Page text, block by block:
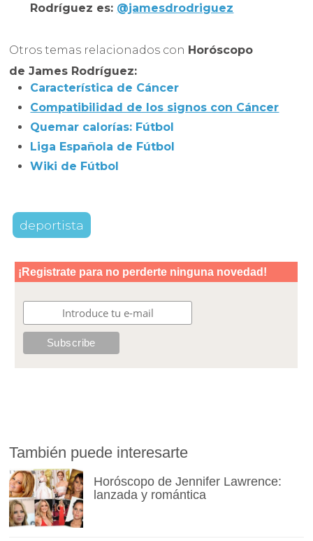
Rodríguez es: @jamesdrodriguez
Otros temas relacionados con Horóscopo
deJames Rodríguez:
Característica de Cáncer
Compatibilidad de los signos con Cáncer
Quemar calorías: Fútbol
Liga Española de Fútbol
Wiki de Fútbol
deportista
También puede interesarte
Horóscopo de Jennifer Lawrence:
lanzada y romántica